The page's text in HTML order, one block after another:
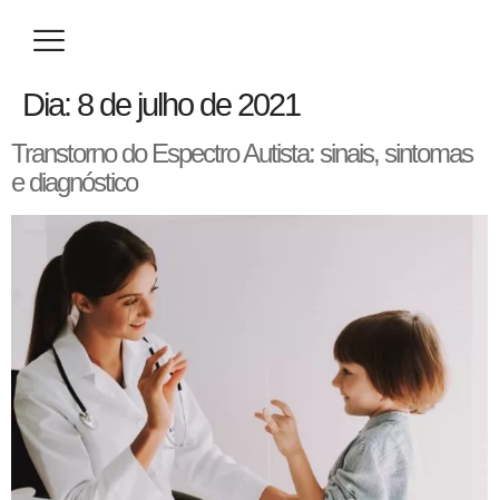
Dia: 8 de julho de 2021
Transtorno do Espectro Autista: sinais, sintomas
e diagnóstico